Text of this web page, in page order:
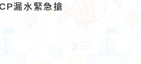
漏水緊急搶